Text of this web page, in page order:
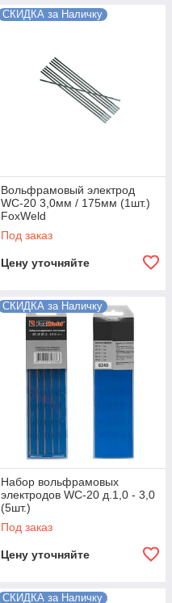
СКИДКА за Наличку
Вольфрамовый электрод
WC-20 3,0мм / 175мм (1шт.)
FoxWeld
Под заказ
Цену уточняйте
СКИДКА за Наличку
Набор вольфрамовых
электродов WC-20 д.1,0 - 3,0
(5шт.)
Под заказ
Цену уточняйте
СКИДКА за Наличку